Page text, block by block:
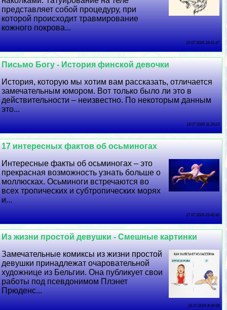
представляет собой процедуру, при
которой происходит травмирование
кожного покрова...
19 07 2026 18:41:47
Письмо Богу - История финской дeвoчки
История, которую мы хотим вам рассказать, отличается
замечательным юмором. Вот только было ли это в
действительности – неизвестно. По некоторым данным
это...
18 07 2026 11:39:23
17 интересных фактов об осьминогах
Интересные факты об осьминогах – это
прекрасная возможность узнать больше о
моллюсках. Осьминоги встречаются во
всех тропических и субтропических морях
и...
17 07 2026 23:42:42
Из жизни простой дeвyшки - Смешные картинки
Замечательные комиксы из жизни простой
дeвyшки принадлежат очаровательной
художнице из Бельгии. Она публикует свои
работы под псевдонимом Плэнет
Прюденс...
16 07 2026 8:34:58